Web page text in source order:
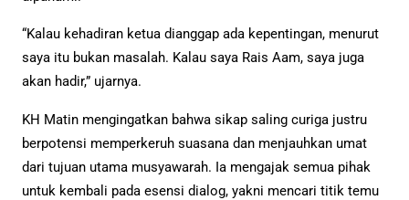
“Kalau kehadiran ketua dianggap ada kepentingan, menurut
saya itu bukan masalah. Kalau saya Rais Aam, saya juga
akan hadir,” ujarnya.
KH Matin mengingatkan bahwa sikap saling curiga justru
berpotensi memperkeruh suasana dan menjauhkan umat
dari tujuan utama musyawarah. Ia mengajak semua pihak
untuk kembali pada esensi dialog, yakni mencari titik temu